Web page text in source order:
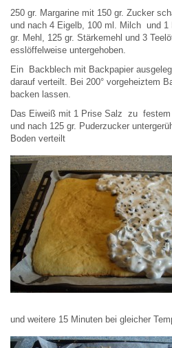
250 gr. Margarine mit 150 gr. Zucker
und nach 4 Eigelb, 100 ml. Milch und
gr. Mehl, 125 gr. Stärkemehl und 3
esslöffelweise untergehoben.
Ein Backblech mit Backpapier
darauf verteilt. Bei 200° vorgeheiztem
backen lassen.
Das Eiweiß mit 1 Prise Salz zu festem
und nach 125 gr. Puderzucker
Boden verteilt
und weitere 15 Minuten bei gleicher